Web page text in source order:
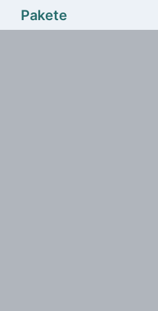
Pakete